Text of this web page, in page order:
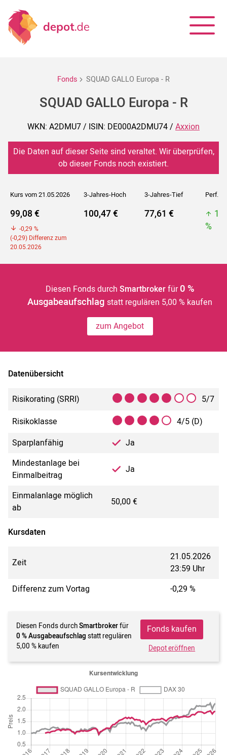
Fonds SQUAD GALLO Europa - R
SQUAD GALLO Europa - R
WKN: A2DMU7 / ISIN: DE000A2DMU74 / Axxion
Die Daten auf dieser Seite sind veraltet. Wir überprüfen,
ob dieser Fonds noch existiert.
Kurs vom 21.05.2026 3-Jahres-Hoch 3-Jahres-Tief Perf. 5J
99,08 €
-0,29 %
(-0,29) Differenz zum
20.05.2026
100,47 € 77,61 €
%
Diesen Fonds durch Smartbrokerfür 0 %
Ausgabeaufschlagstatt regulären 5,00 % kaufen
zum Angebot
Datenübersicht
Risikorating (SRRI)
5/7
Risikoklasse
4/5 (D)
Sparplanfähig
Ja
Mindestanlage bei
Einmalbeitrag
Ja
Einmalanlage möglich
ab
50,00 €
Kursdaten
Zeit
21.05.2026
23:59 Uhr
Differenz zum Vortag
-0,29 %
Diesen Fonds durchSmartbrokerfür
0 % Ausgabeaufschlag statt regulären
5,00 % kaufen
Fonds kaufen
Depot eröffnen